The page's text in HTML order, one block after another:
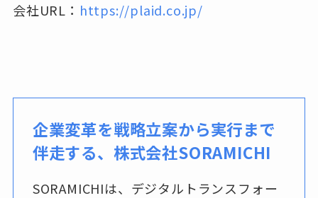
会社URL： https://plaid.co.jp/
企業変革を戦略立案から実行まで
伴走する、株式会社SORAMICHI
SORAMICHIは、デジタルトランスフォー